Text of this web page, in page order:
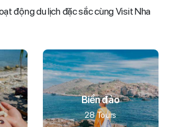
động du lịch đặc sắc cùng Visit Nha
Biển đảo
28 Tours